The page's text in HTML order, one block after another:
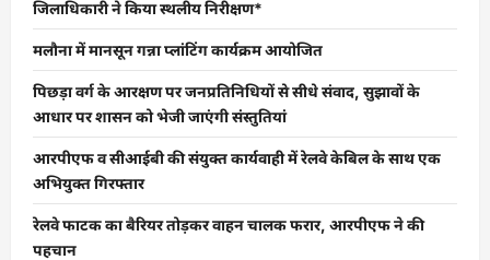
जिलाधिकारी ने किया स्थलीय निरीक्षण*
मलौना में मानसून गन्ना प्लांटिंग कार्यक्रम आयोजित
पिछड़ा वर्ग के आरक्षण पर जनप्रतिनिधियों से सीधे संवाद, सुझावों के
आधार पर शासन को भेजी जाएंगी संस्तुतियां
आरपीएफ व सीआईबी की संयुक्त कार्यवाही में रेलवे केबिल के साथ एक
अभियुक्त गिरफ्तार
रेलवे फाटक का बैरियर तोड़कर वाहन चालक फरार, आरपीएफ ने की
पहचान